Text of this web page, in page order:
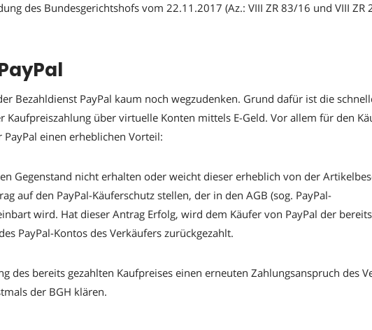
des Bundesgerichtshofs vom 22.11.2017 (Az.: VIII ZR 83/16 und VIII ZR
Bezahldienst PayPal kaum noch wegzudenken. Grund dafür ist die
Kaufpreiszahlung über virtuelle Konten mittels E-Geld. Vor allem für den
einen erheblichen Vorteil:
Gegenstand nicht erhalten oder weicht dieser erheblich von der
auf den PayPal-Käuferschutz stellen, der in den AGB (sog. PayPal-
wird. Hat dieser Antrag Erfolg, wird dem Käufer von PayPal der
PayPal-Kontos des Verkäufers zurückgezahlt.
des bereits gezahlten Kaufpreises einen erneuten Zahlungsanspruch des
der BGH klären.